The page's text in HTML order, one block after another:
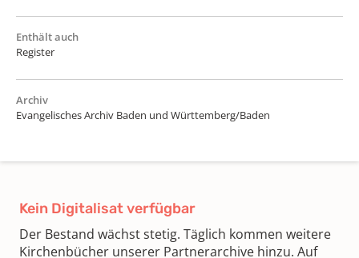
Enthält auch
Register
Archiv
Evangelisches Archiv Baden und Württemberg/Baden
Kein Digitalisat verfügbar
Der Bestand wächst stetig. Täglich kommen weitere
Kirchenbücher unserer Partnerarchive hinzu. Auf